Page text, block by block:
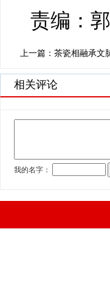
责编：
上一篇：茶瓷相融承
相关评论